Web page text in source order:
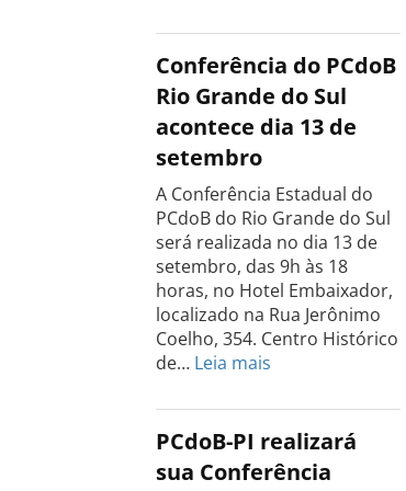
Estadual
do
Tocantins
será
realizada
18
de
setembro
Conferência do PCdoB
Rio Grande do Sul
acontece dia 13 de
setembro
A Conferência Estadual do
PCdoB do Rio Grande do Sul
será realizada no dia 13 de
setembro, das 9h às 18
horas, no Hotel Embaixador,
localizado na Rua Jerônimo
Coelho, 354. Centro Histórico
de… Leia mais
do
PCdoB
Rio
Grande
PCdoB-PI realizará
sua Conferência